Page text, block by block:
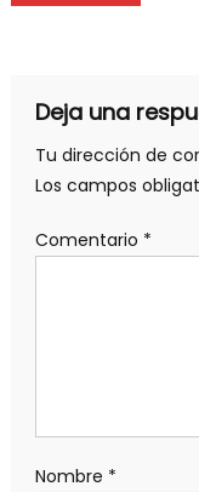
Deja una
Tu dirección de
Los campos
Comentario *
Nombre *